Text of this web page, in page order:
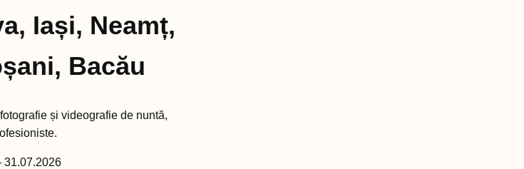
Iași, Neamț,
Bacău
și videografie de nuntă,
31.07.2026